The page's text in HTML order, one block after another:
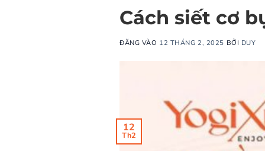
Cách siết cơ
ĐĂNG VÀO 12 THÁNG 2, 2025 BỞI DUY
12
Th2